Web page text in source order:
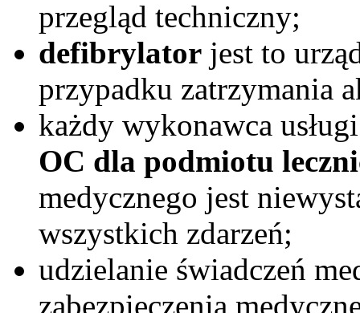
przegląd techniczny;
defibrylator jest to
przypadku zatrzymania
każdy wykonawca
OC dla podmiotu
medycznego jest
wszystkich zdarzeń;
udzielanie świadczeń
zabezpieczenia